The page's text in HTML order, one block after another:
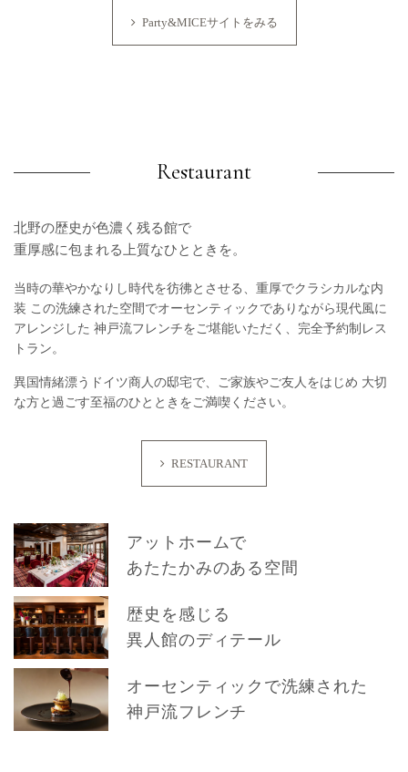
Party&MICEサイトをみる
Restaurant
北野の歴史が色濃く残る館で
重厚感に包まれる上質なひとときを。
当時の華やかなりし時代を彷彿とさせる、重厚でクラシカルな内
装 この洗練された空間でオーセンティックでありながら現代風に
アレンジした 神戸流フレンチをご堪能いただく、完全予約制レス
トラン。
異国情緒漂うドイツ商人の邸宅で、ご家族やご友人をはじめ 大切
な方と過ごす至福のひとときをご満喫ください。
RESTAURANT
アットホームで
あたたかみのある空間
歴史を感じる
異人館のディテール
オーセンティックで洗練された
神戸流フレンチ